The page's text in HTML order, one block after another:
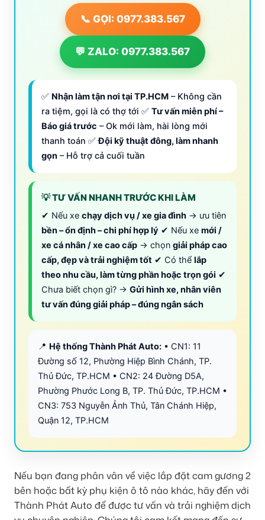
📞 GỌI: 0977.383.567
💬 ZALO: 0977.383.567
✅ Nhận làm tận nơi tại TP.HCM – Không cần
ra tiệm, gọi là có thợ tới ✅ Tư vấn miễn phí –
Báo giá trước – Ok mới làm, hài lòng mới
thanh toán ✅Đội kỹ thuật đông, làm nhanh
gọn – Hỗ trợ cả cuối tuần
💡 TƯ VẤN NHANH TRƯỚC KHI LÀM
✔ Nếu xe chạy dịch vụ / xe gia đình → ưu tiên
bền – ổn định – chi phí hợp lý ✔ Nếu xe mới /
xe cá nhân / xe cao cấp → chọn giải pháp cao
cấp, đẹp và trải nghiệm tốt ✔ Có thể lắp
theo nhu cầu, làm từng phần hoặc trọn gói ✔
Chưa biết chọn gì? → Gửi hình xe, nhân viên
tư vấn đúng giải pháp – đúng ngân sách
📍 Hệ thống Thành Phát Auto: • CN1: 11
Đường số 12, Phường Hiệp Bình Chánh, TP.
Thủ Đức, TP.HCM • CN2: 24 Đường D5A,
Phường Phước Long B, TP. Thủ Đức, TP.HCM •
CN3: 753 Nguyễn Ảnh Thủ, Tân Chánh Hiệp,
Quận 12, TP.HCM
Nếu bạn đang phân vân về việc lắp đặt cam gương 2
bên hoặc bất kỳ phụ kiện ô tô nào khác, hãy đến với
Thành Phát Auto để được tư vấn và trải nghiệm dịch